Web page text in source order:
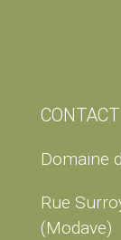
CONTACT
Domaine
Rue
(Modave)